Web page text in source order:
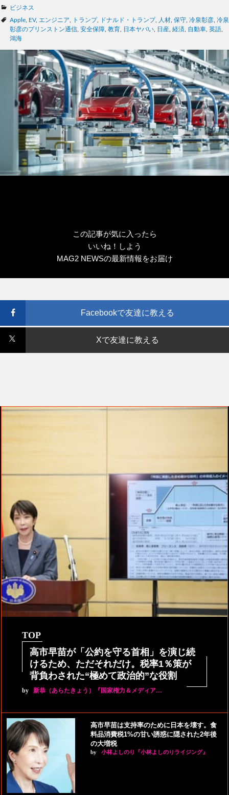
カ
テ
ゴ
リ
ビジネス
タ
グ
Apple EV, エンジニア トランプ, ドナルド・トランプ, 人材 保守 冷泉彰彦 冷泉
彰彦のプリンストン通信 安全保障 教育 日本ヤバい 日産 経済 自動車 英語
鴻海
この記事が気に入ったら
いいね！しよう
MAG2 NEWSの最新情報をお届け
Facebookで友達に教える
Xで友達に教える
TOP
高市早苗が「公約を守る首相」を演じ続
けるため、ただそれだけ。税率1％策が
背負わされた“極めて政治的”な役割
by 新恭（あらたきょう）『国家権力＆メディア…
高市早苗は支持率のために日本を壊す。食
料品消費税1%の甘い誘惑に隠された2年後
の大増税
by 小林よしのり『小林よしのりライジング』